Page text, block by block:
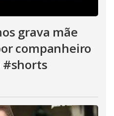
grava mãe
companheiro
#shorts